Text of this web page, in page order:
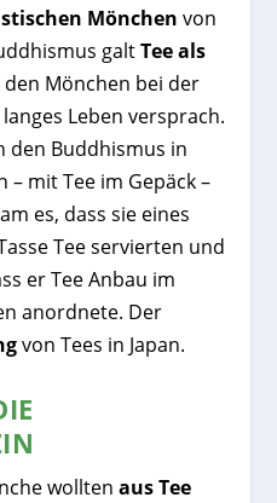
Mönchen von
galtTee als
den Mönchen bei der
Leben versprach.
den Buddhismus in
mit Tee im Gepäck –
es, dass sie eines
Tee servierten und
er Tee Anbau im
anordnete. Der
von Tees in Japan.
wollten aus Tee